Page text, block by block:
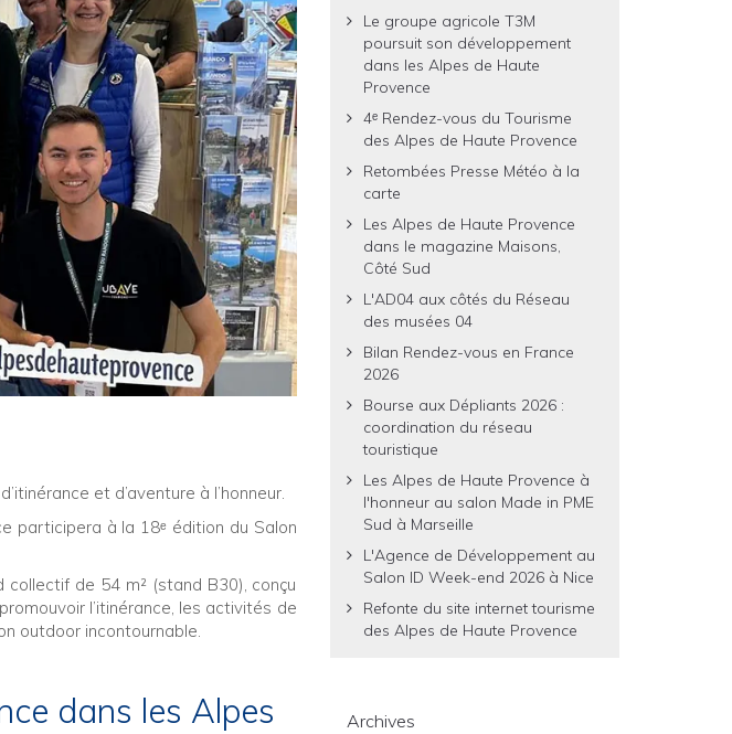
et d’aventure à l’honneur.
participera à la 18ᵉ édition du Salon
de 54 m² (stand B30), conçu
l’itinérance, les activités de
outdoor incontournable.
dans les Alpes
Le groupe agricole T3M
poursuit son développement
dans les Alpes de Haute
Provence
4ᵉ Rendez-vous du Tourisme
des Alpes de Haute Provence
Retombées Presse Météo à la
carte
Les Alpes de Haute Provence
dans le magazine Maisons,
Côté Sud
L'AD04 aux côtés du Réseau
des musées 04
Bilan Rendez-vous en France
2026
Bourse aux Dépliants 2026 :
coordination du réseau
touristique
Les Alpes de Haute Provence à
l'honneur au salon Made in PME
Sud à Marseille
L'Agence de Développement au
Salon ID Week-end 2026 à Nice
Refonte du site internet tourisme
des Alpes de Haute Provence
Archives